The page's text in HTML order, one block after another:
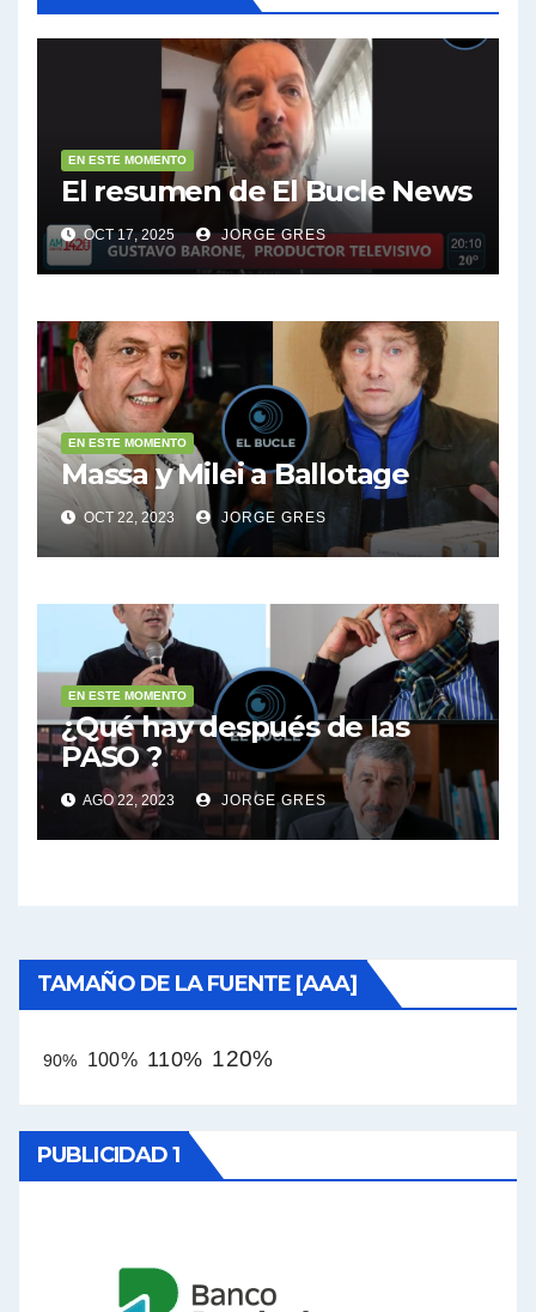
EN ESTE MOMENTO
El resumen de El Bucle News
OCT 17, 2025 JORGE GRES
EN ESTE MOMENTO
Massa y Milei a Ballotage
OCT 22, 2023 JORGE GRES
EN ESTE MOMENTO
¿Qué hay después de las
PASO ?
AGO 22, 2023 JORGE GRES
TAMAÑO DE LA FUENTE [AAA]
90% 100% 110% 120%
PUBLICIDAD 1